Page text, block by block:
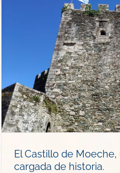
El Castillo de
cargada de historia.